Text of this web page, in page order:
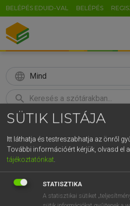
BELÉPÉS EDUID-VAL BELÉPÉS
language Mind
search
KERESÉS
Európai uniós
SÜTIK LISTÁJA
Itt láthatja és testreszabhatja az önről
További információért kérjük, olvasd el
tájékoztatónkat.
STATISZTIKA
A statisztikai sütiket
GR
t z u i o
g h j k l é
n m , .